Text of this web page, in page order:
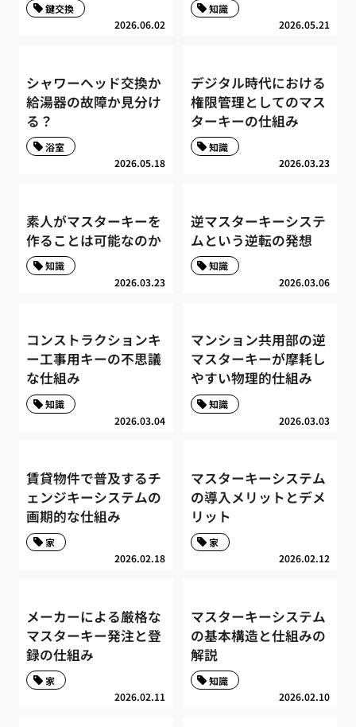
2026.06.02
鍵交換
2026.05.21
知識
シャワーヘッド交換か
給湯器の故障か見分け
る？
2026.05.18
浴室
デジタル時代における
権限管理としてのマス
ターキーの仕組み
2026.03.23
知識
素人がマスターキーを
作ることは可能なのか
2026.03.23
知識
逆マスターキーシステ
ムという逆転の発想
2026.03.06
知識
コンストラクションキ
ー工事用キーの不思議
な仕組み
2026.03.04
知識
マンション共用部の逆
マスターキーが摩耗し
やすい物理的仕組み
2026.03.03
知識
賃貸物件で普及するチ
ェンジキーシステムの
画期的な仕組み
2026.02.18
家
マスターキーシステム
の導入メリットとデメ
リット
2026.02.12
家
メーカーによる厳格な
マスターキー発注と登
録の仕組み
2026.02.11
家
マスターキーシステム
の基本構造と仕組みの
解説
2026.02.10
知識